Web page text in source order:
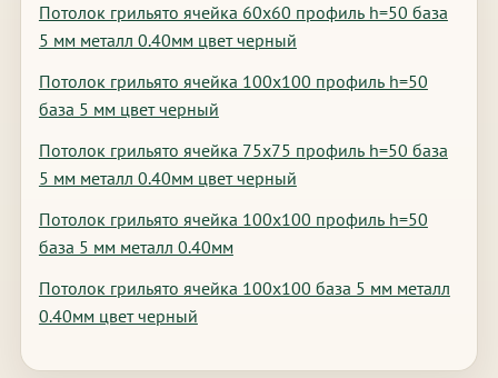
Потолок грильято ячейка 60х60 профиль h=50 база
5 мм металл 0.40мм цвет черный
Потолок грильято ячейка 100х100 профиль h=50
база 5 мм цвет черный
Потолок грильято ячейка 75х75 профиль h=50 база
5 мм металл 0.40мм цвет черный
Потолок грильято ячейка 100х100 профиль h=50
база 5 мм металл 0.40мм
Потолок грильято ячейка 100х100 база 5 мм металл
0.40мм цвет черный